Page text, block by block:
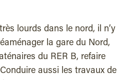
lourds dans le nord, il n’y
la gare du Nord,
du RER B, refaire
aussi les travaux de